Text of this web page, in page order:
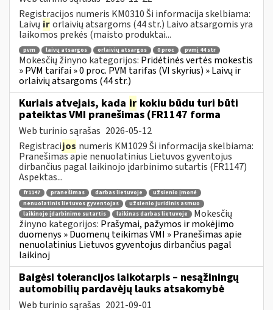
Registracijos numeris KM0310 Ši informacija skelbiama:
Laivų irorlaivių atsargoms (44 str.) Laivo atsargomis yra
laikomos prekės (maisto produktai...
pvm laivų atsargos orlaivių atsargos 0 proc pvmį 44 str
Mokesčių žinyno kategorijos: Pridėtinės vertės mokestis
» PVM tarifai » 0 proc. PVM tarifas (VI skyrius) » Laivų ir
orlaivių atsargoms (44 str.)
Kuriais atvejais, kada ir kokiu būdu turi būti
pateiktas VMI pranešimas (FR1147 forma
Web turinio sąrašas 2026-05-12
Registracijos numeris KM1029 Ši informacija skelbiama:
Pranešimas apie nenuolatinius Lietuvos gyventojus
dirbančius pagal laikinojo įdarbinimo sutartis (FR1147)
Aspektas...
fr1147 pranešimas darbas lietuvoje
užsienio įmonė
nenuolatinis lietuvos gyventojas
užsienio juridinis asmuo
laikinojo įdarbinimo sutartis
laikinas darbas lietuvoje
Mokesčių
žinyno kategorijos: Prašymai, pažymos ir mokėjimo
duomenys » Duomenų teikimas VMI » Pranešimas apie
nenuolatinius Lietuvos gyventojus dirbančius pagal
laikinoj
Baigėsi tolerancijos laikotarpis – nesąžiningų
automobilių pardavėjų lauks atsakomybė
Web turinio sąrašas 2021-09-01